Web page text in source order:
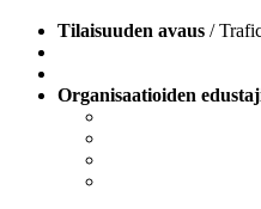
Tilaisuuden avaus /
Organisaatioiden